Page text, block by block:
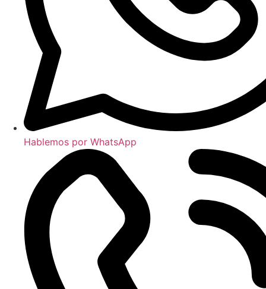
Hablemos por WhatsApp